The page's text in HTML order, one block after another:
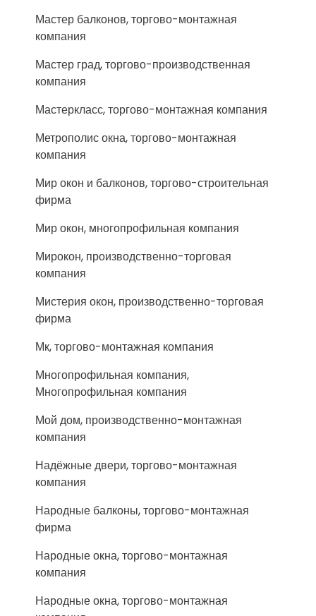
Мастер балконов, торгово-монтажная
компания
Мастер град, торгово-производственная
компания
Мастеркласс, торгово-монтажная компания
Метрополис окна, торгово-монтажная
компания
Мир окон и балконов, торгово-строительная
фирма
Мир окон, многопрофильная компания
Мирокон, производственно-торговая
компания
Мистерия окон, производственно-торговая
фирма
Мк, торгово-монтажная компания
Многопрофильная компания,
Многопрофильная компания
Мой дом, производственно-монтажная
компания
Надёжные двери, торгово-монтажная
компания
Народные балконы, торгово-монтажная
фирма
Народные окна, торгово-монтажная
компания
Народные окна, торгово-монтажная